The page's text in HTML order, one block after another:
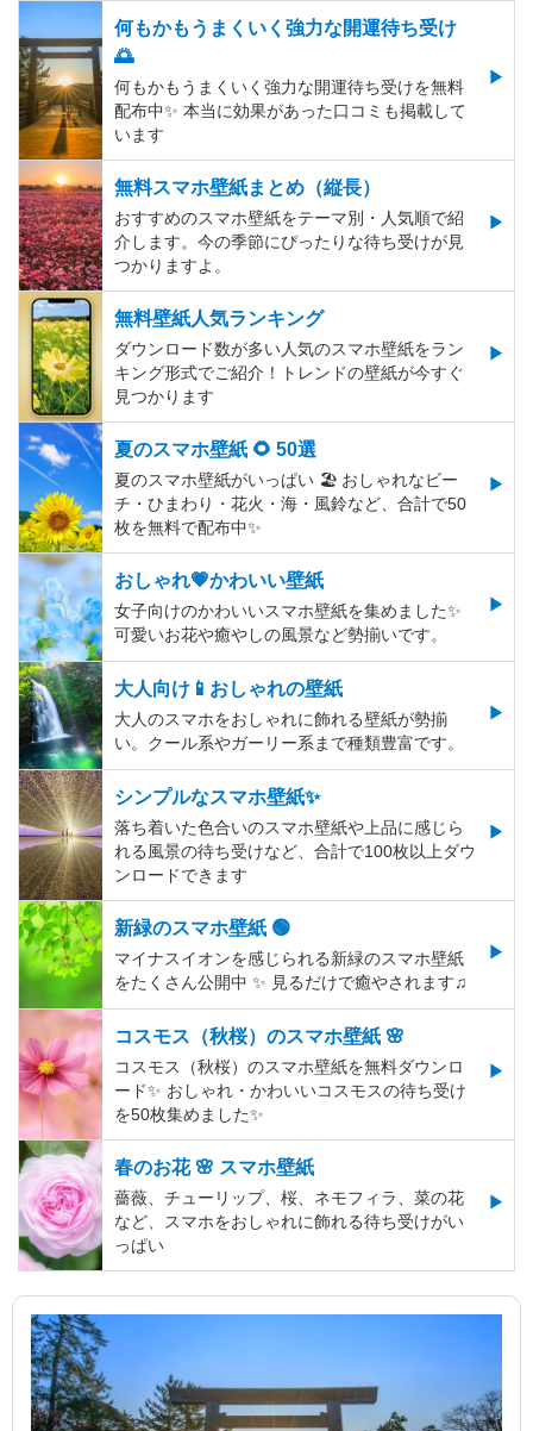
何もかもうまくいく強力な開運待ち受け
🌅
何もかもうまくいく強力な開運待ち受けを無料
配布中✨️ 本当に効果があった口コミも掲載して
います
無料スマホ壁紙まとめ（縦長）
おすすめのスマホ壁紙をテーマ別・人気順で紹
介します。今の季節にぴったりな待ち受けが見
つかりますよ。
無料壁紙人気ランキング
ダウンロード数が多い人気のスマホ壁紙をラン
キング形式でご紹介！トレンドの壁紙が今すぐ
見つかります
夏のスマホ壁紙 🌻 50選
夏のスマホ壁紙がいっぱい 🏖 おしゃれなビー
チ・ひまわり・花火・海・風鈴など、合計で50
枚を無料で配布中✨
おしゃれ💗かわいい壁紙
女子向けのかわいいスマホ壁紙を集めました✨
可愛いお花や癒やしの風景など勢揃いです。
大人向け📱おしゃれの壁紙
大人のスマホをおしゃれに飾れる壁紙が勢揃
い。クール系やガーリー系まで種類豊富です。
シンプルなスマホ壁紙✨
落ち着いた色合いのスマホ壁紙や上品に感じら
れる風景の待ち受けなど、合計で100枚以上ダウ
ンロードできます
新緑のスマホ壁紙 🟢
マイナスイオンを感じられる新緑のスマホ壁紙
をたくさん公開中 ✨ 見るだけで癒やされます♫
コスモス（秋桜）のスマホ壁紙 🌸
コスモス（秋桜）のスマホ壁紙を無料ダウンロ
ード✨️ おしゃれ・かわいいコスモスの待ち受け
を50枚集めました✨️
春のお花 🌸 スマホ壁紙
薔薇、チューリップ、桜、ネモフィラ、菜の花
など、スマホをおしゃれに飾れる待ち受けがい
っぱい